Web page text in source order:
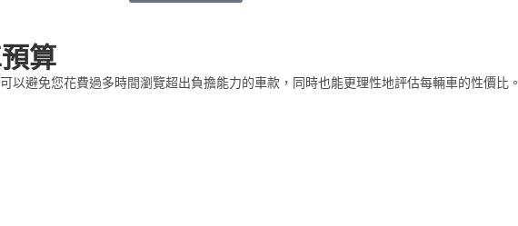
算
避免您花費過多時間瀏覽超出負擔能力的車款，同時也能更理性地評估每輛車的性價比。